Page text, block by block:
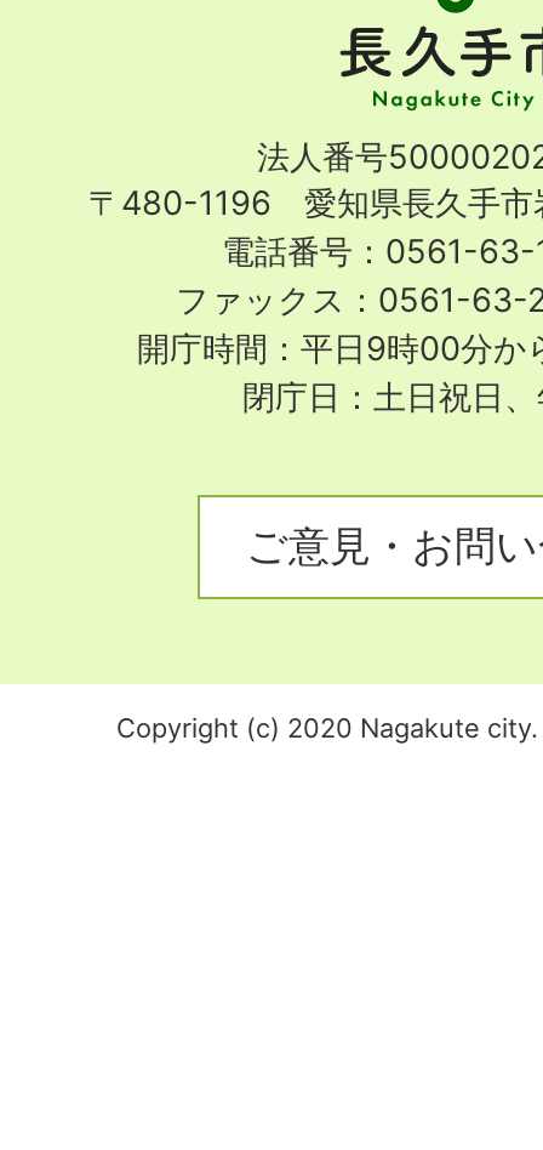
手
市
City
法人番号
〒480-1196 愛知県長久手市
電話番号：0561-63-
ファックス：0561-63-
開庁時間：平日9時00分
閉庁日：土日祝日
ご意見・お問
Copyright (c) 2020 Nagakute